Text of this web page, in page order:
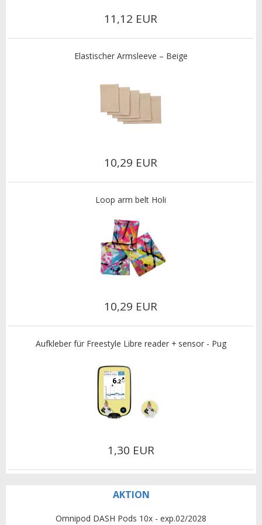
11,12 EUR
Elastischer Armsleeve – Beige
10,29 EUR
Loop arm belt Holi
10,29 EUR
Aufkleber für Freestyle Libre reader + sensor - Pug
1,30 EUR
AKTION
Omnipod DASH Pods 10x - exp.02/2028